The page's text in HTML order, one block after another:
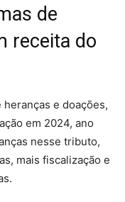
de
receita do
e doações,
em 2024, ano
nesse tributo,
mais fiscalização e